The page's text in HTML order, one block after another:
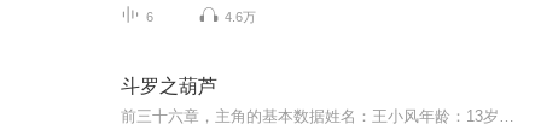
6 4.6万
斗罗之葫芦